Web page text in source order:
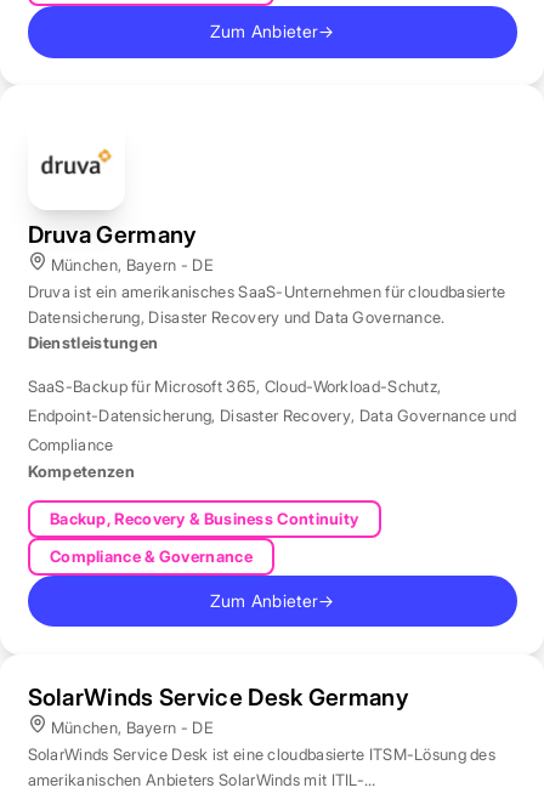
Zum Anbieter→
Druva Germany
München, Bayern - DE
Druva ist ein amerikanisches SaaS-Unternehmen für cloudbasierte
Datensicherung, Disaster Recovery und Data Governance.
Dienstleistungen
SaaS-Backup für Microsoft 365, Cloud-Workload-Schutz,
Endpoint-Datensicherung, Disaster Recovery, Data Governance und
Compliance
Kompetenzen
Backup, Recovery & Business Continuity
Compliance & Governance
Zum Anbieter→
SolarWinds Service Desk Germany
München, Bayern - DE
SolarWinds Service Desk ist eine cloudbasierte ITSM-Lösung des
amerikanischen Anbieters SolarWinds mit ITIL-